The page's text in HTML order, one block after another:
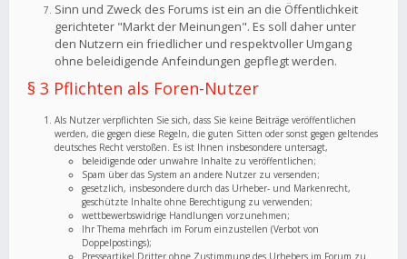
Sinn und Zweck des Forums ist ein an die Öffentlichkeit
gerichteter "Markt der Meinungen". Es soll daher unter
den Nutzern ein friedlicher und respektvoller Umgang
ohne beleidigende Anfeindungen gepflegt werden.
§ 3 Pflichten als Foren-Nutzer
Als Nutzer verpflichten Sie sich, dass Sie keine Beiträge veröffentlichen
werden, die gegen diese Regeln, die guten Sitten oder sonst gegen geltendes
deutsches Recht verstoßen. Es ist Ihnen insbesondere untersagt,
beleidigende oder unwahre Inhalte zu veröffentlichen;
Spam über das System an andere Nutzer zu versenden;
gesetzlich, insbesondere durch das Urheber- und Markenrecht,
geschützte Inhalte ohne Berechtigung zu verwenden;
wettbewerbswidrige Handlungen vorzunehmen;
Ihr Thema mehrfach im Forum einzustellen (Verbot von
Doppelpostings);
Presseartikel Dritter ohne Zustimmung des Urhebers im Forum zu